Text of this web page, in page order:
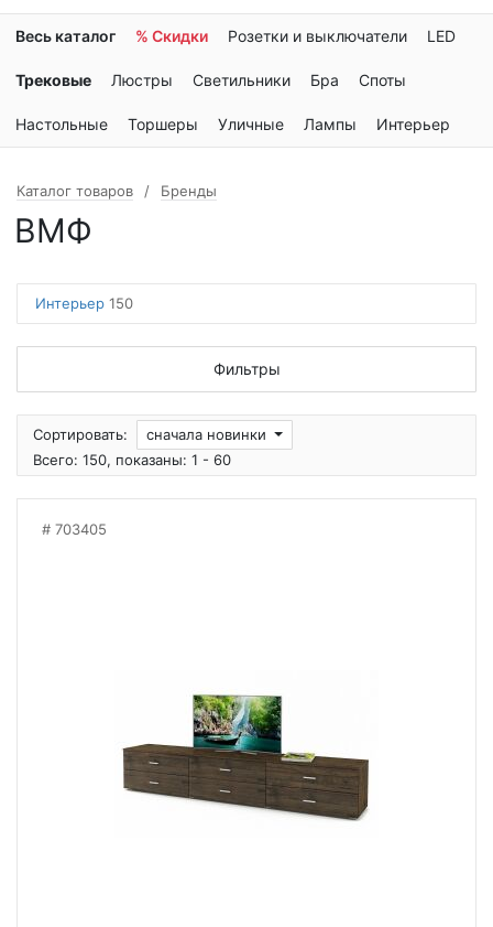
Весь каталог % Скидки Розетки и выключатели LED
Трековые Люстры Светильники Бра Споты
Настольные Торшеры Уличные Лампы Интерьер
Каталог товаров Бренды
ВМФ
Интерьер 150
Фильтры
Сортировать:
сначала новинки
Всего: 150, показаны: 1 - 60
703405